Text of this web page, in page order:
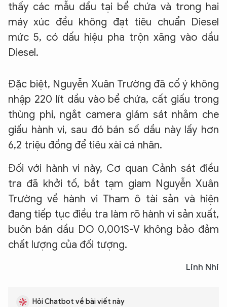
thấy các mẫu dầu tại bể chứa và trong hai
máy xúc đều không đạt tiêu chuẩn Diesel
mức 5, có dấu hiệu pha trộn xăng vào dầu
Diesel.
Đặc biệt, Nguyễn Xuân Trường đã cố ý không
nhập 220 lít dầu vào bể chứa, cất giấu trong
thùng phi, ngắt camera giám sát nhằm che
giấu hành vi, sau đó bán số dầu này lấy hơn
6,2 triệu đồng để tiêu xài cá nhân.
Đối với hành vi này, Cơ quan Cảnh sát điều
tra đã khởi tố, bắt tạm giam Nguyễn Xuân
Trường về hành vi Tham ô tài sản và hiện
đang tiếp tục điều tra làm rõ hành vi sản xuất,
buôn bán dầu DO 0,001S-V không bảo đảm
chất lượng của đối tượng.
Linh Nhi
Hỏi Chatbot về bài viết này